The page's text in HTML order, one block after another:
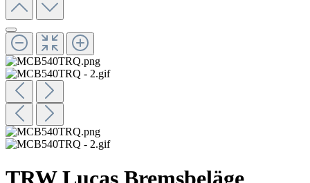
TRW Lucas Bremsbeläge